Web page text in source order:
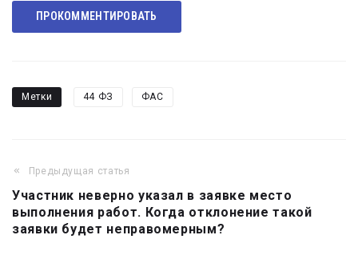
Telegram
ПРОКОММЕНТИРОВАТЬ
Метки 44 ФЗ ФАС
Навигация
по
записям
Предыдущая статья
Участник неверно указал в заявке место
выполнения работ. Когда отклонение такой
заявки будет неправомерным?